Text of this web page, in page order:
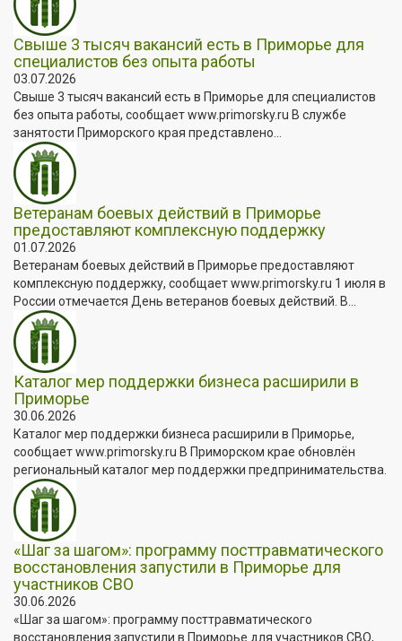
Свыше 3 тысяч вакансий есть в Приморье для
специалистов без опыта работы
03.07.2026
Свыше 3 тысяч вакансий есть в Приморье для специалистов
без опыта работы, сообщает www.primorsky.ru В службе
занятости Приморского края представлено...
Ветеранам боевых действий в Приморье
предоставляют комплексную поддержку
01.07.2026
Ветеранам боевых действий в Приморье предоставляют
комплексную поддержку, сообщает www.primorsky.ru 1 июля в
России отмечается День ветеранов боевых действий. В...
Каталог мер поддержки бизнеса расширили в
Приморье
30.06.2026
Каталог мер поддержки бизнеса расширили в Приморье,
сообщает www.primorsky.ru В Приморском крае обновлён
региональный каталог мер поддержки предпринимательства.
«Шаг за шагом»: программу посттравматического
восстановления запустили в Приморье для
участников СВО
30.06.2026
«Шаг за шагом»: программу посттравматического
восстановления запустили в Приморье для участников СВО,